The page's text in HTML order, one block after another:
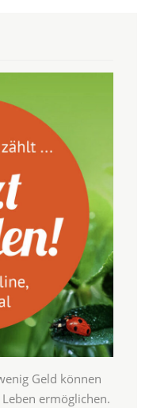
Geld können
ermöglichen.